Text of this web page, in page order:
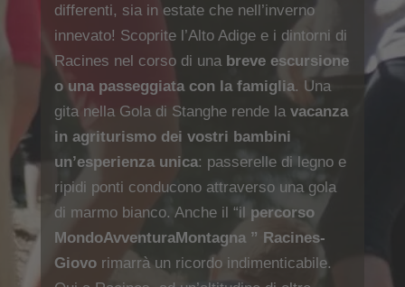
differenti, sia in estate che nell’inverno
innevato! Scoprite l’Alto Adige e i dintorni di
Racines nel corso di una breve escursione
o una passeggiata con la famiglia. Una
gita nella Gola di Stanghe rende la vacanza
in agriturismo dei vostri bambini
un’esperienza unica: passerelle di legno e
ripidi ponti conducono attraverso una gola
di marmo bianco. Anche il “il percorso
MondoAvventuraMontagna ” Racines-
Giovorimarrà un ricordo indimenticabile.